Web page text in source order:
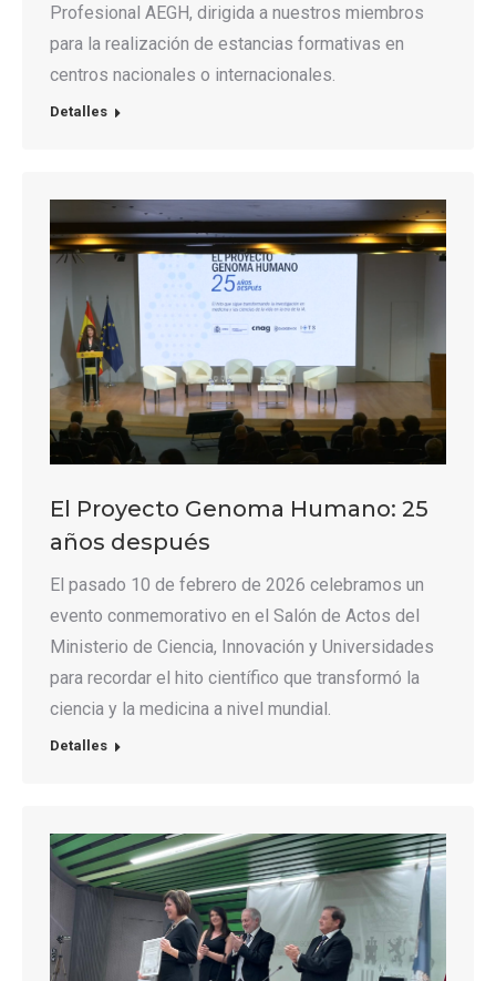
Profesional AEGH, dirigida a nuestros miembros
para la realización de estancias formativas en
centros nacionales o internacionales.
Detalles
El Proyecto Genoma Humano: 25
años después
El pasado 10 de febrero de 2026 celebramos un
evento conmemorativo en el Salón de Actos del
Ministerio de Ciencia, Innovación y Universidades
para recordar el hito científico que transformó la
ciencia y la medicina a nivel mundial.
Detalles